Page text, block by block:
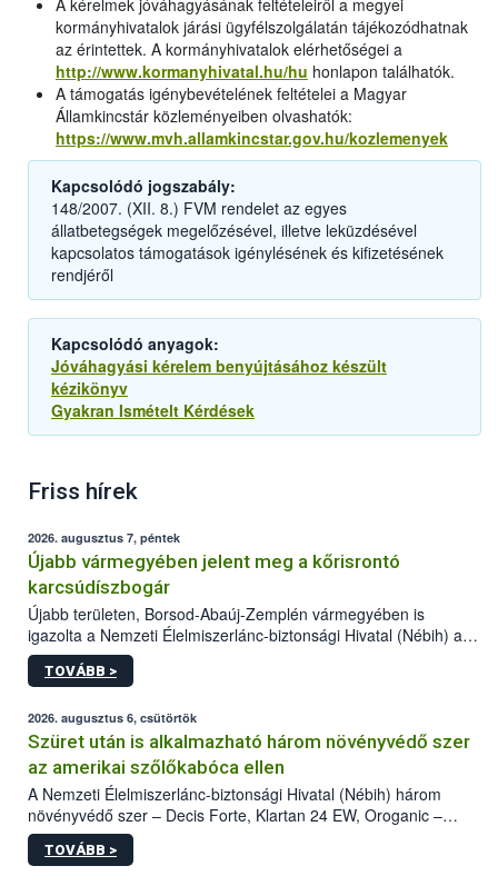
A kérelmek jóváhagyásának feltételeiről a megyei
kormányhivatalok járási ügyfélszolgálatán tájékozódhatnak
az érintettek. A kormányhivatalok elérhetőségei a
http://www.kormanyhivatal.hu/hu honlapon találhatók.
A támogatás igénybevételének feltételei a Magyar
Államkincstár közleményeiben olvashatók:
https://www.mvh.allamkincstar.gov.hu/kozlemenyek
Kapcsolódó jogszabály:
148/2007. (XII. 8.) FVM rendelet az egyes
állatbetegségek megelőzésével, illetve leküzdésével
kapcsolatos támogatások igénylésének és kifizetésének
rendjéről
Kapcsolódó anyagok:
Jóváhagyási kérelem benyújtásához készült
kézikönyv
Gyakran Ismételt Kérdések
Friss hírek
2026. augusztus 7, péntek
Újabb vármegyében jelent meg a kőrisrontó
karcsúdíszbogár
Újabb területen, Borsod-Abaúj-Zemplén vármegyében is
igazolta a Nemzeti Élelmiszerlánc-biztonsági Hivatal (Nébih) a
kőrisrontó karcsúdíszbogár (Agrilus planipennis) jelenlétét. A
kártevőt nem csak színcsapdában találták meg, de már fertőzött
az intenzív felderítést, emellett az intézkedéseket a szlovák
hatósággal is összehangolják a terjedés megállítása érdekében.
TOVÁBB >
2026. augusztus 6, csütörtök
Szüret után is alkalmazható három növényvédő szer
az amerikai szőlőkabóca ellen
A Nemzeti Élelmiszerlánc-biztonsági Hivatal (Nébih) három
növényvédő szer – Decis Forte, Klartan 24 EW, Oroganic –
engedélyokiratát módosította, így azok a szüretet követően,
egészen a vesszőérettség (BBCH 91) stádiumáig
TOVÁBB >